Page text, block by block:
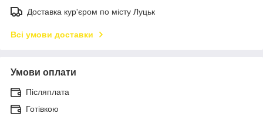
Доставка кур'єром по місту Луцьк
Всі умови доставки
Умови оплати
Післяплата
Готівкою